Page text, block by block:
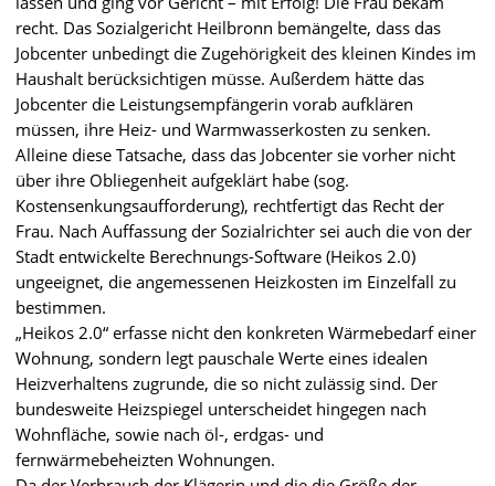
recht. Das Sozialgericht Heilbronn bemängelte, dass das
Jobcenter unbedingt die Zugehörigkeit des kleinen Kindes im
Haushalt berücksichtigen müsse. Außerdem hätte das
Jobcenter die Leistungsempfängerin vorab aufklären
müssen, ihre Heiz- und Warmwasserkosten zu senken.
Alleine diese Tatsache, dass das Jobcenter sie vorher nicht
über ihre Obliegenheit aufgeklärt habe (sog.
Kostensenkungsaufforderung), rechtfertigt das Recht der
Frau. Nach Auffassung der Sozialrichter sei auch die von der
Stadt entwickelte Berechnungs-Software (Heikos 2.0)
ungeeignet, die angemessenen Heizkosten im Einzelfall zu
bestimmen.
„Heikos 2.0“ erfasse nicht den konkreten Wärmebedarf einer
Wohnung, sondern legt pauschale Werte eines idealen
Heizverhaltens zugrunde, die so nicht zulässig sind. Der
bundesweite Heizspiegel unterscheidet hingegen nach
Wohnfläche, sowie nach öl-, erdgas- und
fernwärmebeheizten Wohnungen.